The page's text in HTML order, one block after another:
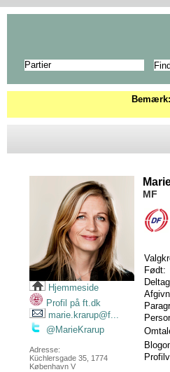
Partier
Bemærk:
Hjemmeside
Profil på ft.dk
marie.krarup@f...
@MarieKrarup
Adresse:
Küchlersgade 35, 1774
København V
MF
Født: